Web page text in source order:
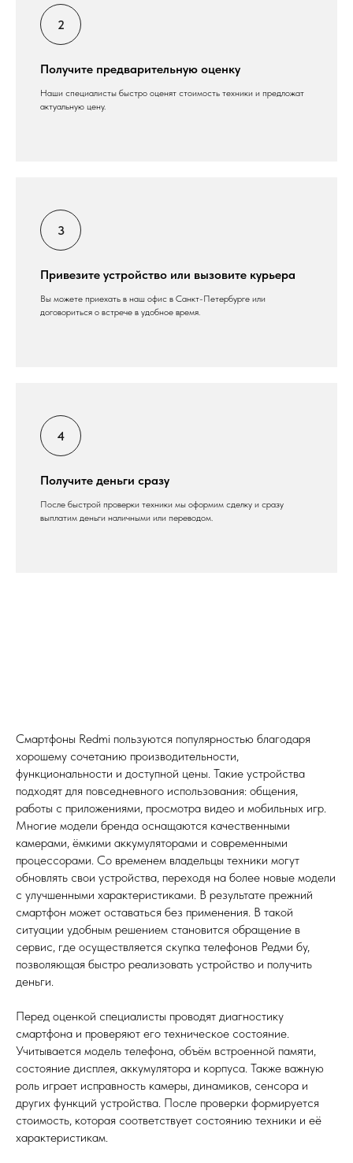
Получите предварительную оценку
Наши специалисты быстро оценят стоимость техники и предложат
актуальную цену.
Привезите устройство или вызовите курьера
Вы можете приехать в наш офис в Санкт-Петербурге или
договориться о встрече в удобное время.
Получите деньги сразу
После быстрой проверки техники мы оформим сделку и сразу
выплатим деньги наличными или переводом.
Смартфоны Redmi пользуются популярностью благодаря
хорошему сочетанию производительности,
функциональности и доступной цены. Такие устройства
подходят для повседневного использования: общения,
работы с приложениями, просмотра видео и мобильных игр.
Многие модели бренда оснащаются качественными
камерами, ёмкими аккумуляторами и современными
процессорами. Со временем владельцы техники могут
обновлять свои устройства, переходя на более новые модели
с улучшенными характеристиками. В результате прежний
смартфон может оставаться без применения. В такой
ситуации удобным решением становится обращение в
сервис, где осуществляется скупка телефонов Редми бу,
позволяющая быстро реализовать устройство и получить
деньги.
Перед оценкой специалисты проводят диагностику
смартфона и проверяют его техническое состояние.
Учитывается модель телефона, объём встроенной памяти,
состояние дисплея, аккумулятора и корпуса. Также важную
роль играет исправность камеры, динамиков, сенсора и
других функций устройства. После проверки формируется
стоимость, которая соответствует состоянию техники и её
характеристикам.